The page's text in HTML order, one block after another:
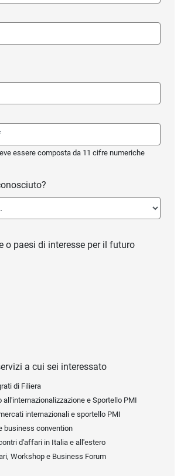
essere composta da 11 cifre numeriche
o paesi di interesse per il futuro
a cui sei interessato
di Filiera
all'internazionalizzazione e Sportello PMI
internazionali e sportello PMI
business convention
d'affari in Italia e all'estero
Workshop e Business Forum